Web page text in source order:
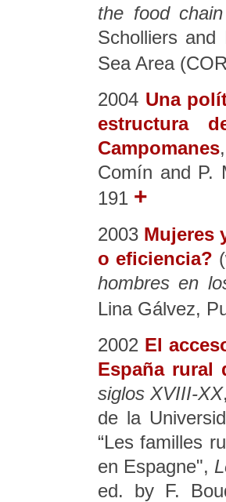
the food
Scholliers
Sea Area
2004 Una
estructura
Campomanes
Comín and P.
191 +
2003 Mujeres
o eficiencia?
hombres en
Lina Gálvez,
2002 El
España rural
siglos XVIII-XX
de la
“Les familles
en Espagne",
ed. by F.